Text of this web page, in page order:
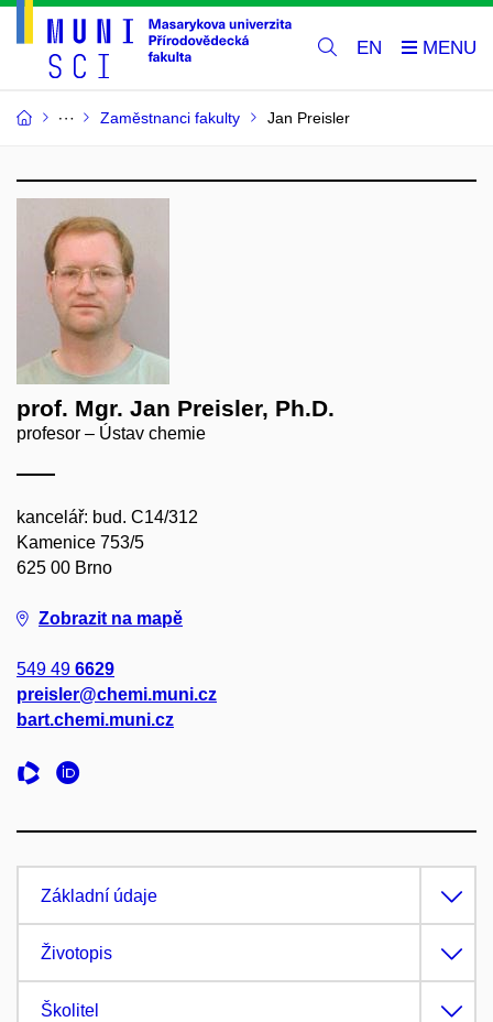
EN
Zaměstnanci fakulty Jan Preisler
prof. Mgr. Jan Preisler, Ph.D.
profesor – Ústav chemie
kancelář: bud. C14/312
Kamenice 753/5
625 00 Brno
Zobrazit na mapě
549 49 6629
preisler@chemi.muni.cz
bart.chemi.muni.cz
Základní údaje
Životopis
Školitel